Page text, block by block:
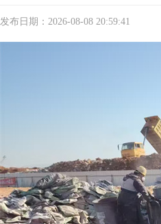
发布日期：2026-08-08 20:59:41